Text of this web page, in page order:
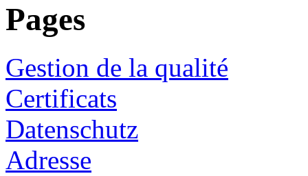
Pages
Gestion de la qualité
Certificats
Datenschutz
Adresse